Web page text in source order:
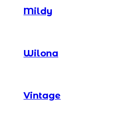
Mildy
Wilona
Vintage